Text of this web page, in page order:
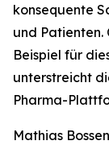
konsequente
und Patienten.
Beispiel für
unterstreicht
Pharma-
Mathias